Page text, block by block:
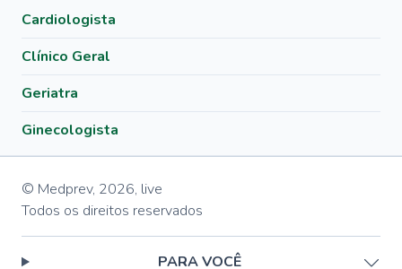
Cardiologista
Clínico Geral
Geriatra
Ginecologista
© Medprev, 2026, live
Todos os direitos reservados
PARA VOCÊ